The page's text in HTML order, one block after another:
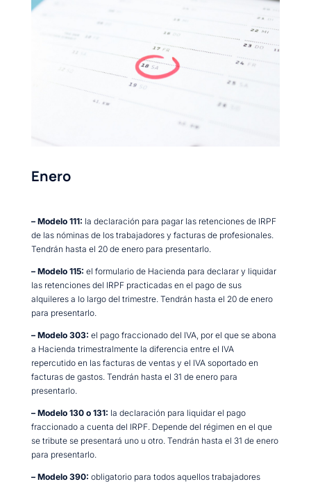
Enero
– Modelo 111: la declaración para pagar las retenciones de IRPF
de las nóminas de los trabajadores y facturas de profesionales.
Tendrán hasta el 20 de enero para presentarlo.
– Modelo 115: el formulario de Hacienda para declarar y liquidar
las retenciones del IRPF practicadas en el pago de sus
alquileres a lo largo del trimestre. Tendrán hasta el 20 de enero
para presentarlo.
– Modelo 303: el pago fraccionado del IVA, por el que se abona
a Hacienda trimestralmente la diferencia entre el IVA
repercutido en las facturas de ventas y el IVA soportado en
facturas de gastos. Tendrán hasta el 31 de enero para
presentarlo.
– Modelo 130 o 131: la declaración para liquidar el pago
fraccionado a cuenta del IRPF. Depende del régimen en el que
se tribute se presentará uno u otro. Tendrán hasta el 31 de enero
para presentarlo.
– Modelo 390: obligatorio para todos aquellos trabajadores